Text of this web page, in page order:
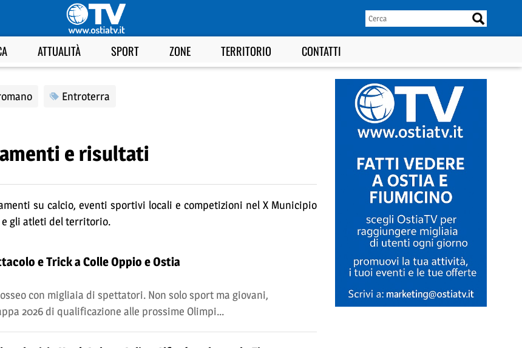
ATTUALITÀ SPORT ZONE TERRITORIO CONTATTI
Entroterra
e risultati
su calcio, eventi sportivi locali e competizioni nel X Municipio
gli atleti del territorio.
e Trick a Colle Oppio e Ostia
con migliaia di spettatori. Non solo sport ma giovani,
2026 di qualificazione alle prossime Olimpi...